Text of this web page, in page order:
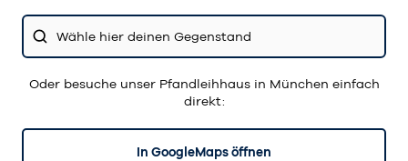
Wähle hier deinen Gegenstand
Oder besuche unser Pfandleihhaus in München einfach
direkt:
In GoogleMaps öffnen